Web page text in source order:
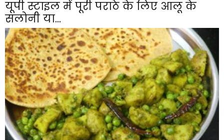
यूपी स्टाइल में पूरी पराठे के लिए आलू के
सलोनी या...